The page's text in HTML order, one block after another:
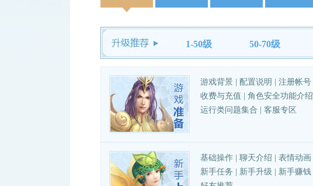
1-50级 50-70级
游戏背景 配置说明 注册帐号
收费与充值
角色安全功能介绍
运行类问题集合
客服专区
基础操作 聊天介绍 表情动画
新手任务
新手升级 新手赚钱